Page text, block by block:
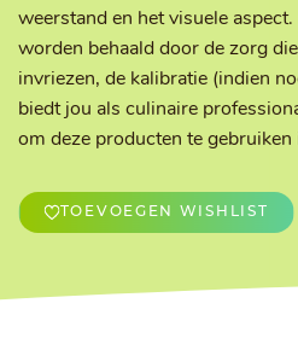
weerstand en het visuele
worden behaald door de zorg
invriezen, de kalibratie (indien
biedt jou als culinaire
om deze producten te gebruiken
TOEVOEGEN WISHLIST